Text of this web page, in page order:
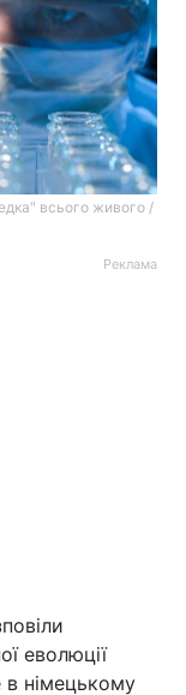
всього живого /
Реклама
еволюції
в німецькому